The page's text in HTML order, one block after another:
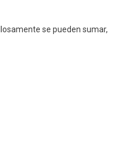
se pueden sumar,